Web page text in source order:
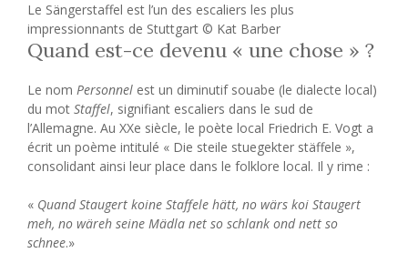
Le Sängerstaffel est l’un des escaliers les plus
impressionnants de Stuttgart © Kat Barber
Quand est-ce devenu « une chose » ?
Le nom Personnel est un diminutif souabe (le dialecte local)
du mot Staffel, signifiant escaliers dans le sud de
l’Allemagne. Au XXe siècle, le poète local Friedrich E. Vogt a
écrit un poème intitulé « Die steile stuegekter stäffele »,
consolidant ainsi leur place dans le folklore local. Il y rime :
« Quand Staugert koine Staffele hätt, no wärs koi Staugert
meh, no wäreh seine Mädla net so schlank ond nett so
schnee.»